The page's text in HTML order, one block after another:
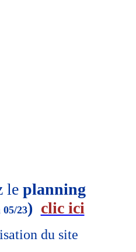
le planning
23) clic ici
du site